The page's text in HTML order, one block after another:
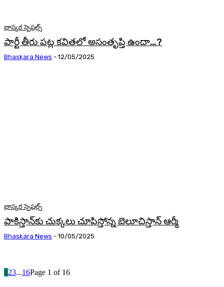
భాస్కర స్పెషల్స్
పార్టీ తీరు పట్ల కవితలో అసంతృప్తి ఉందా…?
Bhaskara News - 12/05/2025
భాస్కర స్పెషల్స్
పాకిస్తాన్‌కు చుక్కలు చూపిస్తోన్న బెలూచిస్తాన్‌ ఆర్మీ
Bhaskara News - 10/05/2025
1 23...16Page 1 of 16